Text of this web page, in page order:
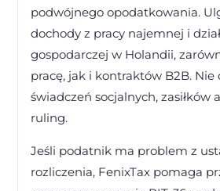
podwójnego opodatkowania.
dochody z pracy najemnej i
gospodarczej w Holandii,
pracę, jak i kontraktów B2B. Nie
świadczeń socjalnych, zasiłków
ruling.
Jeśli podatnik ma problem z
rozliczenia, FenixTax pomaga